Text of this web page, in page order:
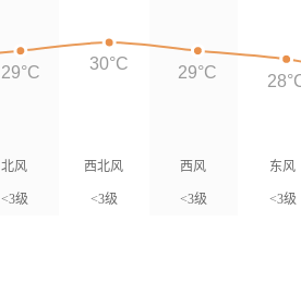
北风
<3级
西北风
<3级
西风
<3级
东风
<3级
29°C 30°C 29°C